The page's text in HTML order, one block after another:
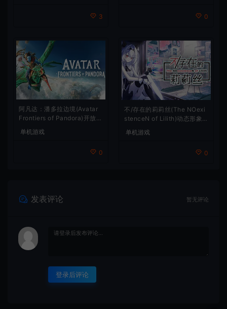
3 0
阿凡达：潘多拉边境(Avatar
Frontiers of Pandora)开放世
界冒险游戏
单机游戏
0
不/存在的莉莉丝(The NOexi
stenceN of Lilith)动态形象
单机游戏
0
发表评论 暂无评论
登录后评论